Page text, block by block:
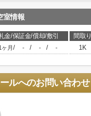
室情報
金/保証金/償却/敷引 間取り
ヶ月 / - / - / - 1K
ルへのお問い合わせ